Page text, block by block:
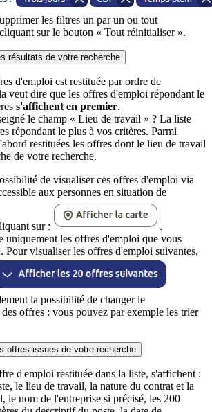
les filtres un par un ou tout
sur le bouton « Tout réinitialiser ».
résultats de votre recherche
d'emploi est restituée par ordre de
veut dire que les offres d'emploi répondant le
s'affichent en premier.
le champ « Lieu de travail » ? La liste
répondant le plus à vos critères. Parmi
restituées les offres dont le lieu de travail
de votre recherche.
de visualiser ces offres d'emploi via
aux personnes en situation de
sur :
.
uniquement les offres d'emploi que vous
Pour visualiser les offres d'emploi suivantes,
la possibilité de changer le
des offres : vous pouvez par exemple les trier
offres issues de votre recherche
d'emploi restituée dans la liste, s'affichent :
le lieu de travail, la nature du contrat et la
le nom de l'entreprise si précisé, les 200